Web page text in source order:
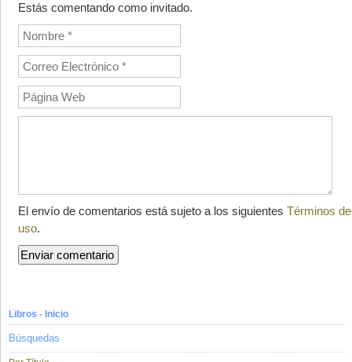
Estás comentando como invitado.
El envío de comentarios está sujeto a los siguientes Términos de
uso.
Libros - Inicio
Búsquedas